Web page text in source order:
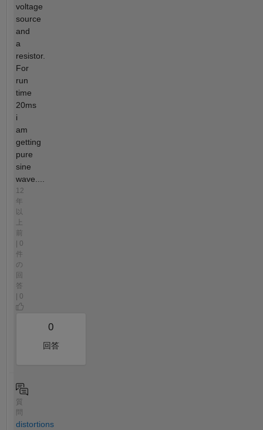
voltage
source
and
a
resistor.
For
run
time
20ms
i
am
getting
pure
sine
wave....
12
年
以
前
| 0
件
の
回
答
| 0
0
回答
質
distortions